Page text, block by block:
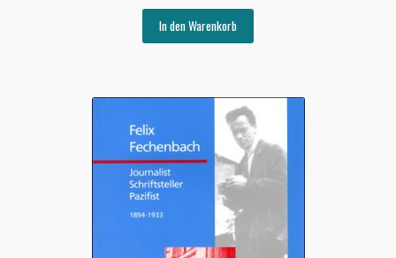
In den Warenkorb